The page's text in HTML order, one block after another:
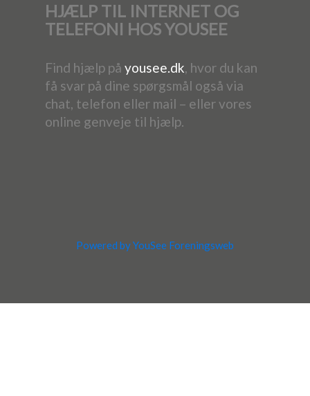
HJÆLP TIL INTERNET OG
TELEFONI HOS YOUSEE
Find hjælp på yousee.dk, hvor du kan
få svar på dine spørgsmål også via
chat, telefon eller mail – eller vores
online genveje til hjælp.
Powered by YouSee Foreningsweb